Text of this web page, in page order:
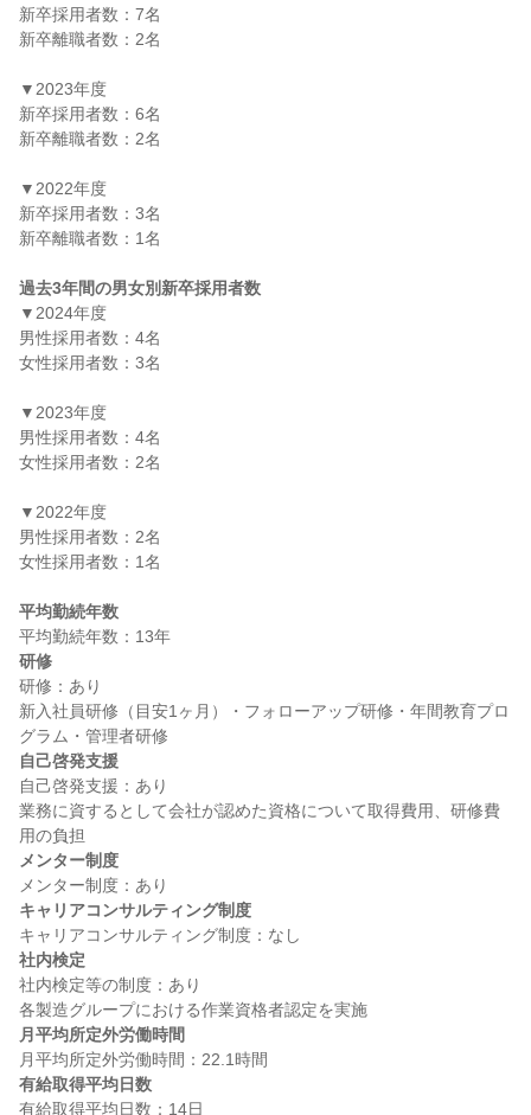
新卒採用者数：7名
新卒離職者数：2名
▼2023年度
新卒採用者数：6名
新卒離職者数：2名
▼2022年度
新卒採用者数：3名
新卒離職者数：1名
過去3年間の男女別新卒採用者数
▼2024年度
男性採用者数：4名
女性採用者数：3名
▼2023年度
男性採用者数：4名
女性採用者数：2名
▼2022年度
男性採用者数：2名
女性採用者数：1名
平均勤続年数
研修
研修：あり
新入社員研修（目安1ヶ月）・フォローアップ研修・年間教育プロ
自己啓発支援
自己啓発支援：あり
業務に資するとして会社が認めた資格について取得費用、研修費
メンター制度
キャリアコンサルティング制度
社内検定
社内検定等の制度：あり
月平均所定外労働時間
有給取得平均日数
有給取得平均日数：14日